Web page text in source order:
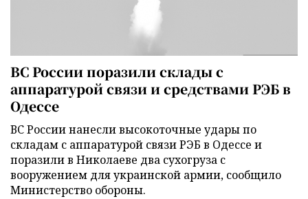
ВС России поразили склады с
аппаратурой связи и средствами РЭБ в
Одессе
ВС России нанесли высокоточные удары по
складам с аппаратурой связи РЭБ в Одессе и
поразили в Николаеве два сухогруза с
вооружением для украинской армии, сообщило
Министерство обороны.